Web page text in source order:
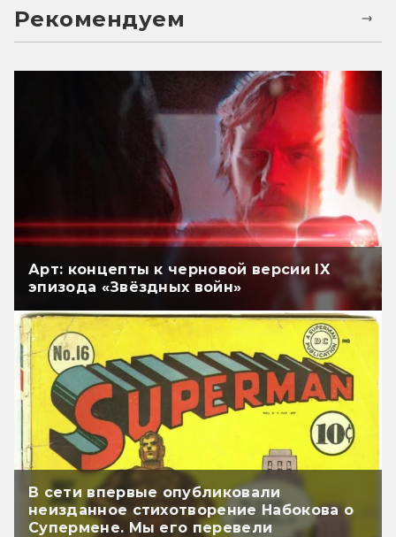
Рекомендуем
Арт: концепты к черновой версии IX
эпизода «Звёздных войн»
В сети впервые опубликовали
неизданное стихотворение Набокова о
Супермене. Мы его перевели